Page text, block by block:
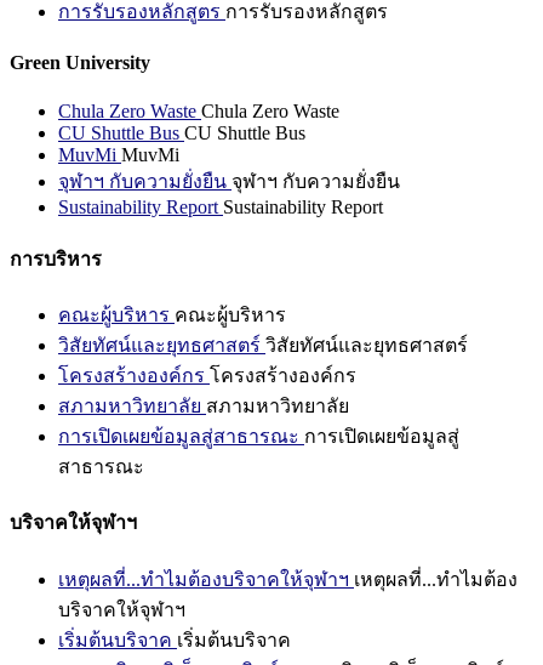
การรับรองหลักสูตร การรับรองหลักสูตร
Green University
Chula Zero Waste Chula Zero Waste
CU Shuttle Bus CU Shuttle Bus
MuvMi MuvMi
จุฬาฯ กับความยั่งยืน จุฬาฯ กับความยั่งยืน
Sustainability Report Sustainability Report
การบริหาร
คณะผู้บริหาร คณะผู้บริหาร
วิสัยทัศน์และยุทธศาสตร์ วิสัยทัศน์และยุทธศาสตร์
โครงสร้างองค์กร โครงสร้างองค์กร
สภามหาวิทยาลัย สภามหาวิทยาลัย
การเปิดเผยข้อมูลสู่สาธารณะ การเปิดเผยข้อมูลสู่
สาธารณะ
บริจาคให้จุฬาฯ
เหตุผลที่...ทำไมต้องบริจาคให้จุฬาฯ เหตุผลที่...ทำไมต้อง
บริจาคให้จุฬาฯ
เริ่มต้นบริจาค เริ่มต้นบริจาค